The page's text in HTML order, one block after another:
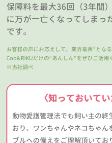
保障料を最大36回（3年間
に万が一亡くなってしまっ
です。
お客様の声にお応えして、業界最長 ※ とな
Coo&RIKUだけの“あんしん”をぜひご活用
※当社調べ
〈知っておいて
動物愛護管理法でも飼い主の終
おり、ワンちゃんやネコちゃ
ブルへの備えをご理解頂いてお